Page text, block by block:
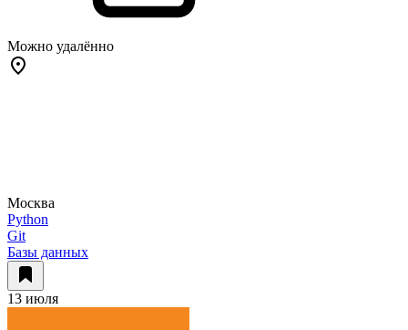
Можно удалённо
Москва
Python
Git
Базы данных
13 июля